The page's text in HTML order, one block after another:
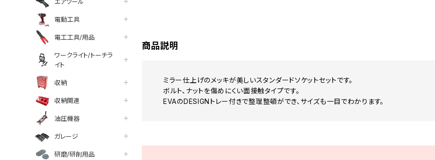
電動工具
電工工具/用品
ワークライト/トーチラ
イト
収納
収納関連
油圧機器
ガレージ
研磨/研削用品
facebook
line
商品説明
ミラー仕上げのメッキが美しいスタンダードソケットセットです。
ボルト、ナットを傷めにくい面接触タイプです。
EVAのDESIGNトレー付きで整理整頓ができ、サイズも一目でわかります。